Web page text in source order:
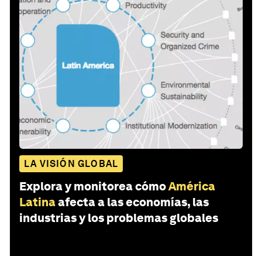
LA VISIÓN GLOBAL
Explora y monitorea cómoAmérica
Latinaafecta a las economías, las
industrias y los problemas globales